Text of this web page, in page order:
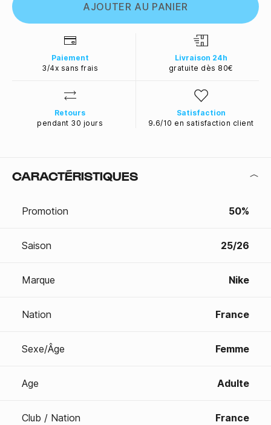
AJOUTER AU PANIER
Paiement
3/4x sans frais
Livraison 24h
gratuite dès 80€
Retours
pendant 30 jours
Satisfaction
9.6/10 en satisfaction client
CARACTÉRISTIQUES
Promotion 50%
Saison 25/26
Marque Nike
Nation France
Sexe/Âge Femme
Age Adulte
Club / Nation France